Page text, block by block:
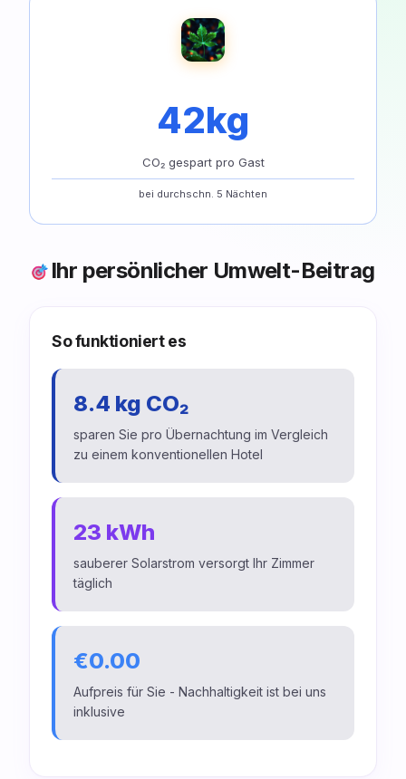
42kg
CO₂ gespart pro Gast
bei durchschn. 5 Nächten
Ihr persönlicher Umwelt-Beitrag
So funktioniert es
8.4 kg CO₂
sparen Sie pro Übernachtung im Vergleich
zu einem konventionellen Hotel
23 kWh
sauberer Solarstrom versorgt Ihr Zimmer
täglich
€0.00
Aufpreis für Sie - Nachhaltigkeit ist bei uns
inklusive